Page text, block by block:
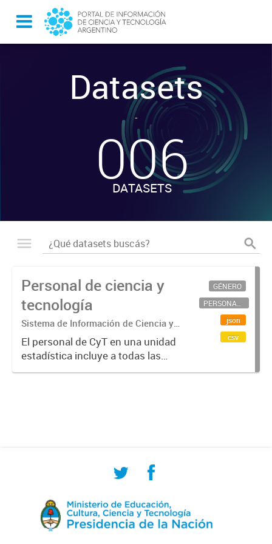
Datasets
-
006
DATASETS
Personal de ciencia y
tecnología
Sistema de Información de Ciencia y
Tecnología Argentino (SICYTAR)
El personal de CyT en una unidad
estadística incluye a todas las
personas involucradas
GÉNERO
PERSONAL CIENTÍFICO-TECNOLÓGICO
json
csv